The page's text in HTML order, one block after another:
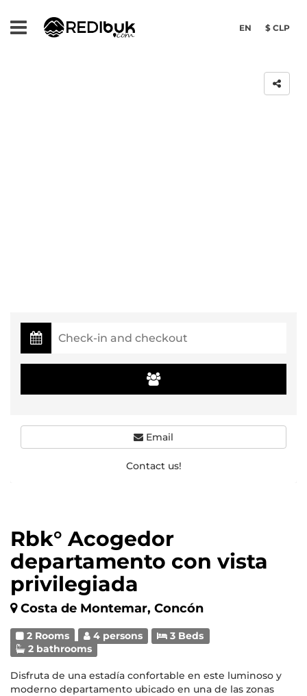
EN $ CLP
Rbk° Acogedor
departamento con vista
privilegiada
Costa de Montemar, Concón
2 Rooms 4 persons
3 Beds
2 bathrooms
Disfruta de una estadía confortable en este luminoso y
moderno departamento ubicado en una de las zonas
Email
Contact us!